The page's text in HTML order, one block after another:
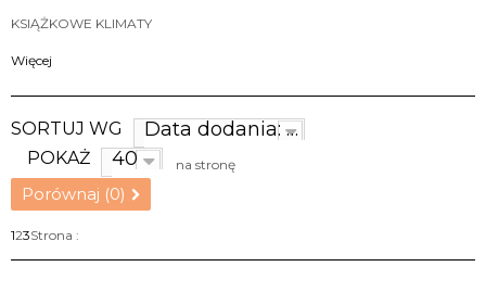
KSIĄŻKOWE KLIMATY
Więcej
SORTUJ WG Data dodania: najnowsze
POKAŻ 40 na stronę
Porównaj (0)
Strona :
123